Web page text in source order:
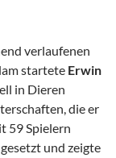
verlaufenen
startete Erwin
in Dieren
die er
59 Spielern
und zeigte